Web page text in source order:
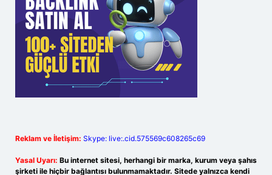
Reklam ve İletişim: Skype: live:.cid.575569c608265c69
Yasal Uyarı: Bu internet sitesi, herhangi bir marka, kurum veya şahıs
şirketi ile hiçbir bağlantısı bulunmamaktadır. Sitede yalnızca kendi